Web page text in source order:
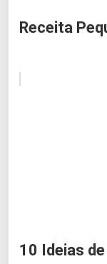
Receita
10 Ideias